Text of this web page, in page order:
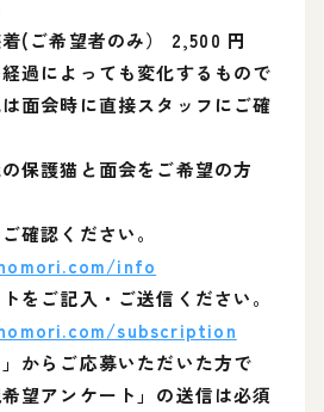
(ご希望者のみ） 2,500 円
過によっても変化するもので
面会時に直接スタッフにご確
の保護猫と面会をご希望の方
確認ください。
info
をご記入・ご送信ください。
subscription
からご応募いただいた方で
望アンケート」の送信は必須